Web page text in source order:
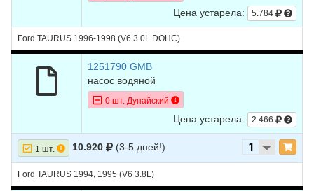
Цена устарела: 5.784
Ford TAURUS 1996-1998 (V6 3.0L DOHC)
1251790 GMB
насос водяной
0 шт. Дунайский
Цена устарела: 2.466
1 шт. 10.920 (3-5 дней!)
Ford TAURUS 1994, 1995 (V6 3.8L)